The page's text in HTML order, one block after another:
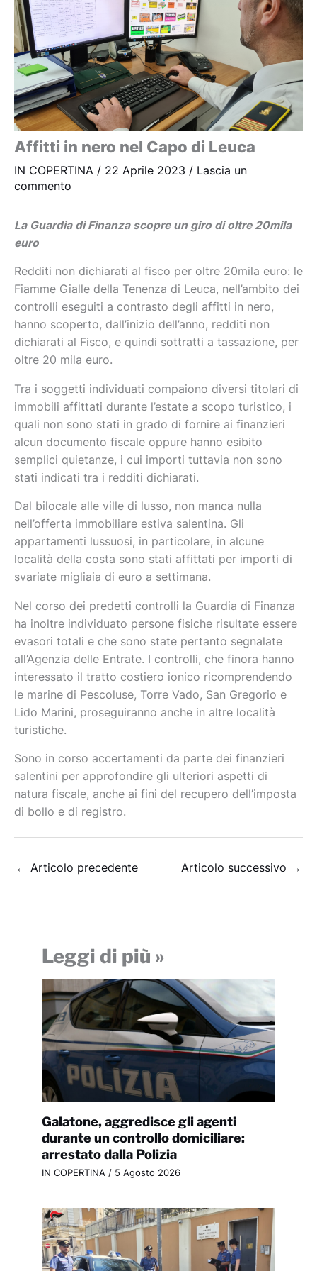
Affitti in nero nel Capo di Leuca
IN COPERTINA / 22 Aprile 2023 / Lascia un
commento
La Guardia di Finanza scopre un giro di oltre 20mila
euro
Redditi non dichiarati al fisco per oltre 20mila euro: le
Fiamme Gialle della Tenenza di Leuca, nell’ambito dei
controlli eseguiti a contrasto degli affitti in nero,
hanno scoperto, dall’inizio dell’anno, redditi non
dichiarati al Fisco, e quindi sottratti a tassazione, per
oltre 20 mila euro.
Tra i soggetti individuati compaiono diversi titolari di
immobili affittati durante l’estate a scopo turistico, i
quali non sono stati in grado di fornire ai finanzieri
alcun documento fiscale oppure hanno esibito
semplici quietanze, i cui importi tuttavia non sono
stati indicati tra i redditi dichiarati.
Dal bilocale alle ville di lusso, non manca nulla
nell’offerta immobiliare estiva salentina. Gli
appartamenti lussuosi, in particolare, in alcune
località della costa sono stati affittati per importi di
svariate migliaia di euro a settimana.
Nel corso dei predetti controlli la Guardia di Finanza
ha inoltre individuato persone fisiche risultate essere
evasori totali e che sono state pertanto segnalate
all’Agenzia delle Entrate. I controlli, che finora hanno
interessato il tratto costiero ionico ricomprendendo
le marine di Pescoluse, Torre Vado, San Gregorio e
Lido Marini, proseguiranno anche in altre località
turistiche.
Sono in corso accertamenti da parte dei finanzieri
salentini per approfondire gli ulteriori aspetti di
natura fiscale, anche ai fini del recupero dell’imposta
di bollo e di registro.
← Articolo precedente Articolo successivo →
Leggi di più »
Galatone, aggredisce gli agenti
durante un controllo domiciliare:
arrestato dalla Polizia
IN COPERTINA / 5 Agosto 2026